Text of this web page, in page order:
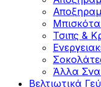
Τσιπς &
Άλλα
Βελτιωτικά